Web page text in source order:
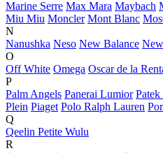
Marine Serre Max Mara Maybach
Miu Miu Moncler Mont Blanc
N
Nanushka Neso New Balance
O
Off White Omega Oscar de la
P
Palm Angels Panerai Lumior
Plein Piaget Polo Ralph Lauren
Q
Qeelin Petite Wulu
R